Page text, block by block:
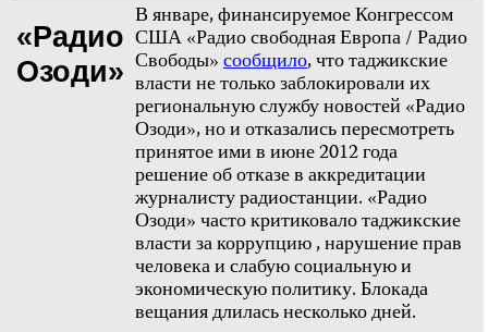
«Радио
Озоди»
В январе, финансируемое Конгрессом
США «Радио свободная Европа / Радио
Свободы»сообщило, что таджикские
власти не только заблокировали их
региональную службу новостей «Радио
Озоди», но и отказались пересмотреть
принятое ими в июне 2012 года
решение об отказе в аккредитации
журналисту радиостанции. «Радио
Озоди» часто критиковало таджикские
власти за коррупцию , нарушение прав
человека и слабую социальную и
экономическую политику. Блокада
вещания длилась несколько дней.